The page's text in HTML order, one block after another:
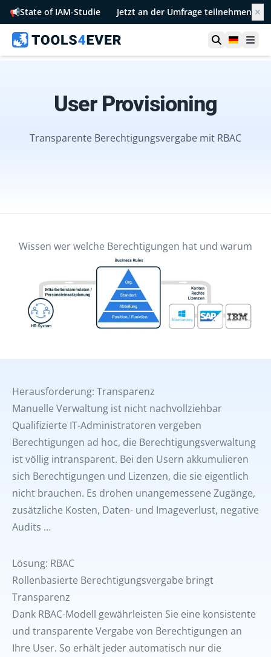
📢State of IAM-Studie Jetzt an der Umfrage teilnehmen ✕
Suche
User Provisioning
Transparente Berechtigungsvergabe mit RBAC
Wissen wer welche Berechtigungen hat und warum
Herausforderung: Transparenz
Manuelle Verwaltung ist nicht nachvollziehbar
Qualifizierte IT-Administratoren vergeben
Berechtigungen ad hoc, die Berechtigungsverwaltung
ist völlig intransparent. Bei den Usern akkumulieren
sich Berechtigungen und Lizenzen, die sie eigentlich
nicht brauchen. Es drohen unangemessene Zugänge,
zusätzliche Kosten, Daten- und Imageverlust, negative
Audits …
Lösung: RBAC
Rollenbasierte Berechtigungsvergabe bringt
Transparenz
Dank RBAC-Modell gewährleisten Sie eine konsistente
und transparente Vergabe von Berechtigungen an
Ihre User. So erhält jeder automatisch nur die